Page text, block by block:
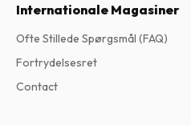
Internationale Magasiner
Ofte Stillede Spørgsmål (FAQ)
Fortrydelsesret
Contact